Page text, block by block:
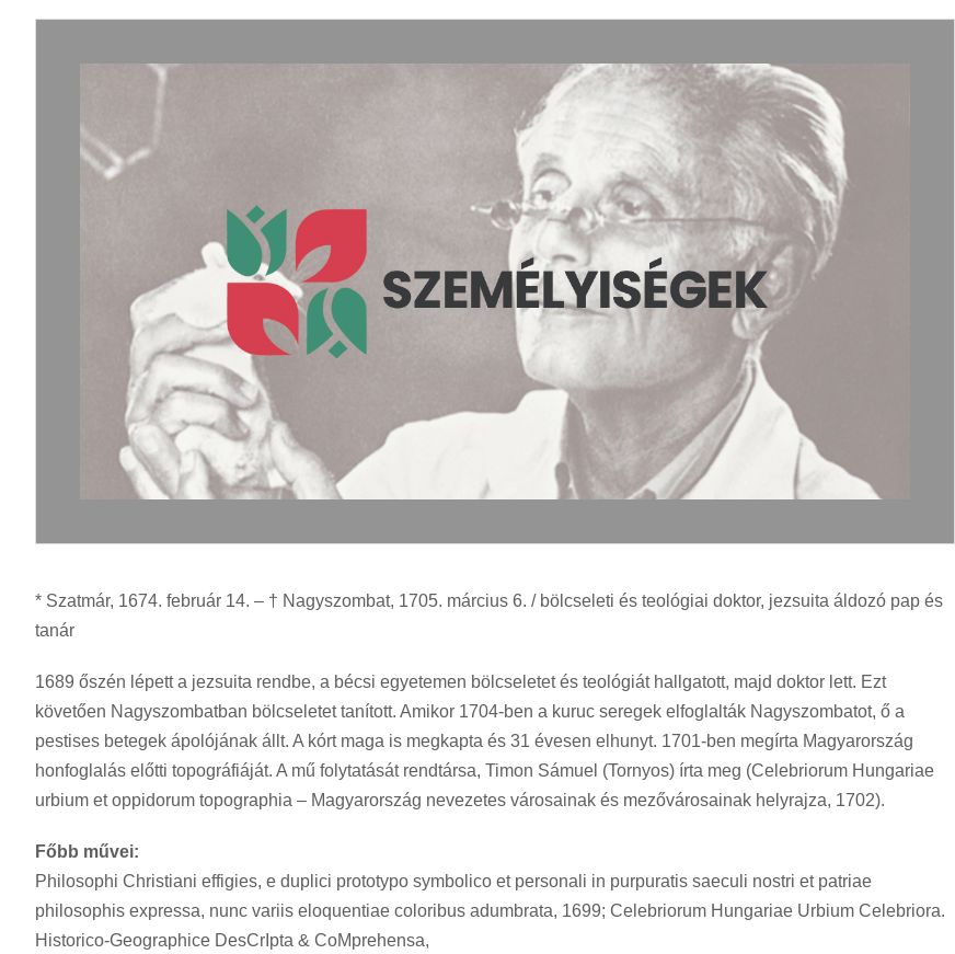
* Szatmár, 1674. február 14. – † Nagyszombat, 1705. március 6. / bölcseleti és teológiai doktor, jezsuita áldozó pap és
tanár
1689 őszén lépett a jezsuita rendbe, a bécsi egyetemen bölcseletet és teológiát hallgatott, majd doktor lett. Ezt
követően Nagyszombatban bölcseletet tanított. Amikor 1704-ben a kuruc seregek elfoglalták Nagyszombatot, ő a
pestises betegek ápolójának állt. A kórt maga is megkapta és 31 évesen elhunyt. 1701-ben megírta Magyarország
honfoglalás előtti topográfiáját. A mű folytatását rendtársa, Timon Sámuel (Tornyos) írta meg (Celebriorum Hungariae
urbium et oppidorum topographia – Magyarország nevezetes városainak és mezővárosainak helyrajza, 1702).
Főbb művei:
Philosophi Christiani effigies, e duplici prototypo symbolico et personali in purpuratis saeculi nostri et patriae
philosophis expressa, nunc variis eloquentiae coloribus adumbrata, 1699; Celebriorum Hungariae Urbium Celebriora.
Historico-Geographice DesCrIpta & CoMprehensa,